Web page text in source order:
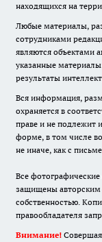
находящихся на
Любые материалы,
сотрудниками
являются объектами
указанные
результаты
Вся информация,
охраняется в
праве и не подлежит
форме, в том числе
не иначе, как с
Все фотографические
защищены авторским
собственностью.
правообладателя
Внимание!